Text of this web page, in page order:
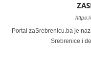
Portal zaSrebrenicu.ba je
Srebrenice i